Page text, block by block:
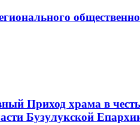
Приход храма в
Бузулукской